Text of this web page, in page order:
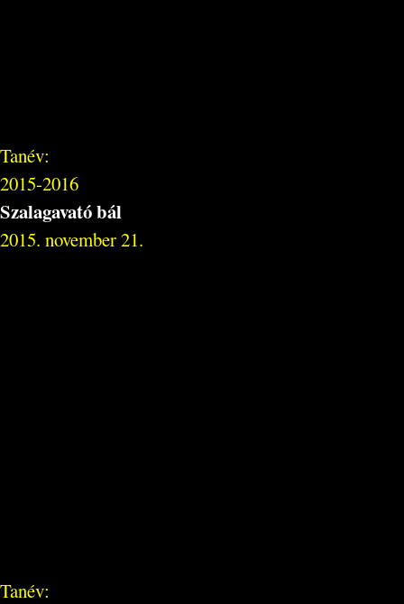
Tanév:
2015-2016
Szalagavató bál
2015. november 21.
Tanév: